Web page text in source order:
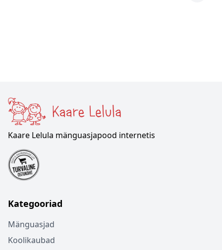
Kaare Lelula mänguasjapood internetis
Kategooriad
Mänguasjad
Koolikaubad